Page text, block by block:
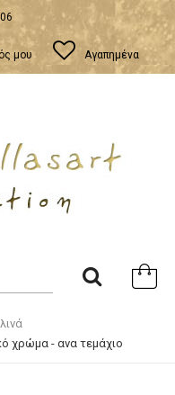
μου Αγαπημένα
χρώμα - ανα τεμάχιο